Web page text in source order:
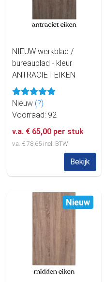
NIEUW werkblad /
bureaublad - kleur
ANTRACIET EIKEN
Nieuw (?)
Voorraad: 92
v.a. € 65,00 per stuk
v.a. € 78,65 incl. BTW
Bekijk
Nieuw